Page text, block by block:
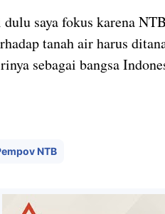
dulu saya fokus karena
tanah air harus
sebagai bangsa
NTB